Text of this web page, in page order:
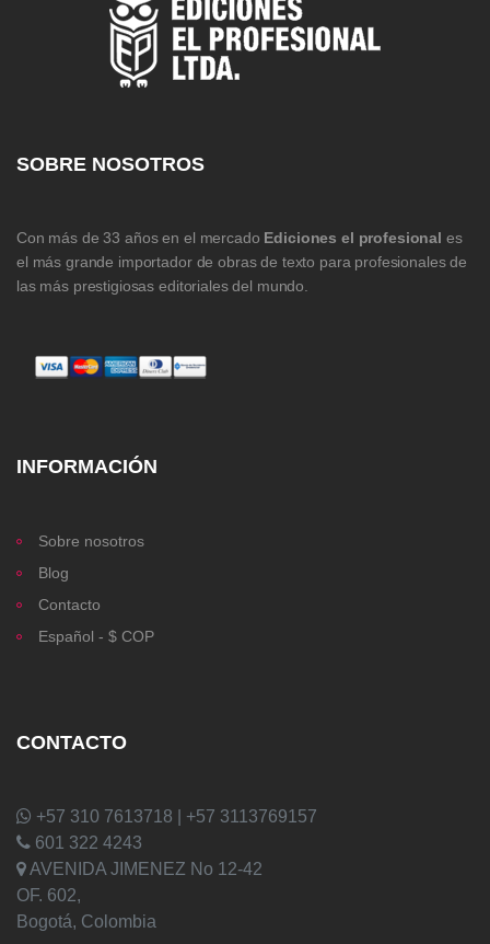
SOBRE NOSOTROS
Con más de 33 años en el mercado Ediciones el profesional es
el más grande importador de obras de texto para profesionales de
las más prestigiosas editoriales del mundo.
INFORMACIÓN
Sobre nosotros
Blog
Contacto
Español - $ COP
CONTACTO
+57 310 7613718 | +57 3113769157
601 322 4243
AVENIDA JIMENEZ No 12-42
OF. 602,
Bogotá, Colombia